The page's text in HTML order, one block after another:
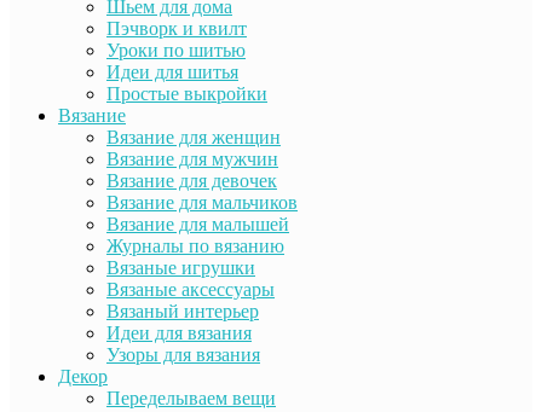
Шьем для дома
Пэчворк и квилт
Уроки по шитью
Идеи для шитья
Простые выкройки
Вязание
Вязание для женщин
Вязание для мужчин
Вязание для девочек
Вязание для мальчиков
Вязание для малышей
Журналы по вязанию
Вязаные игрушки
Вязаные аксессуары
Вязаный интерьер
Идеи для вязания
Узоры для вязания
Декор
Переделываем вещи